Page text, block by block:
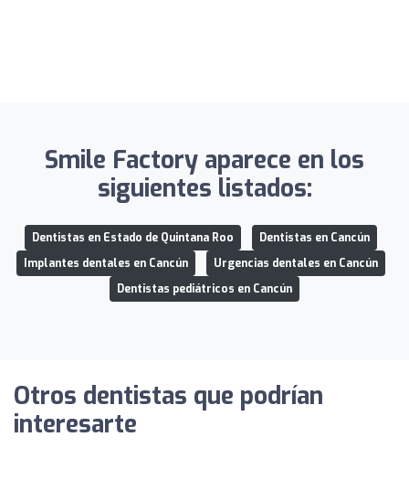
Smile Factory aparece en los
siguientes listados:
Dentistas en Estado de Quintana Roo
Dentistas en Cancún
Implantes dentales en Cancún
Urgencias dentales en Cancún
Dentistas pediátricos en Cancún
Otros dentistas que podrían
interesarte